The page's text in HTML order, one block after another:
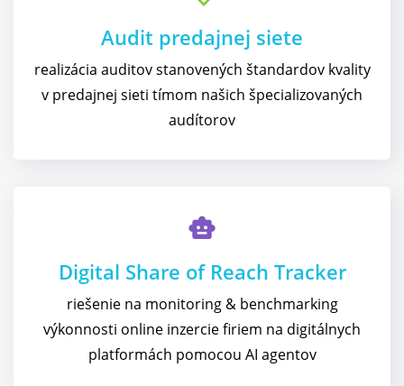
Audit predajnej siete
realizácia auditov stanovených štandardov kvality
v predajnej sieti tímom našich špecializovaných
audítorov
smart_toy
Digital Share of Reach Tracker
riešenie na monitoring & benchmarking
výkonnosti online inzercie firiem na digitálnych
platformách pomocou AI agentov